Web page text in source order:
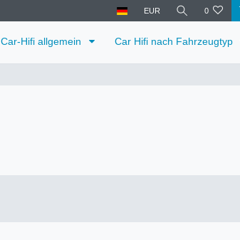
EUR 0
Car-Hifi allgemein Car Hifi nach Fahrzeugtyp